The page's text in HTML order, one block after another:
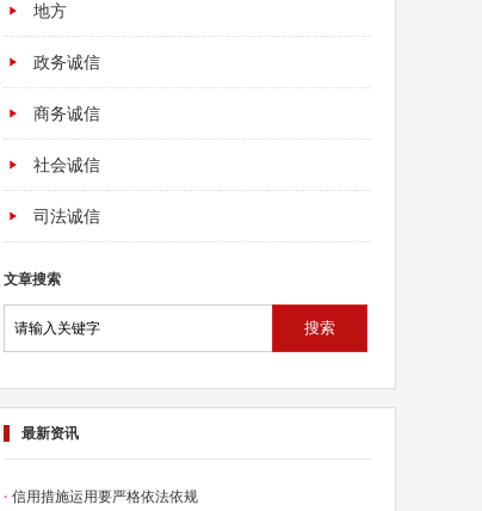
地方
政务诚信
商务诚信
社会诚信
司法诚信
文章搜索
搜索
最新资讯
· 信用措施运用要严格依法依规